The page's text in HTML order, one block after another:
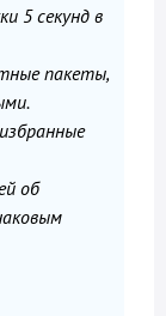
5 секунд в
пакеты,
об